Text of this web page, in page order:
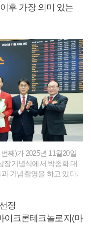
후 가장 의미 있는
째)가 2025년 11월20일
장기념식에서 박종화 대
기념촬영을 하고 있다.
정
이크론테크놀로지(마